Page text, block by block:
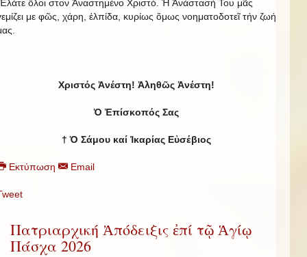
ὅλοι στον Ἀναστημένο Χριστό. Ἡ Ἀνάστασή Του μᾶς
με φῶς, χάρη, ἐλπίδα, κυρίως ὅμως νοηματοδοτεῖ τήν ζωή
Χριστός Ἀνέστη! Ἀληθῶς Ἀνέστη!
Ὁ Ἐπίσκοπός Σας
† Ὁ Σάμου καί Ἰκαρίας Εὐσέβιος
Εκτύπωση Email
Πατριαρχική Ἀπόδειξις ἐπί τῷ Ἁγίῳ
Πάσχα 2026